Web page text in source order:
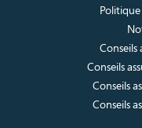
Conseils
Conseils
Conseils
Conseils